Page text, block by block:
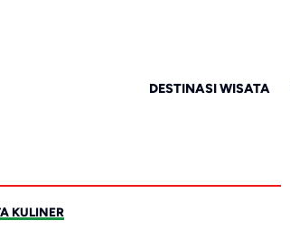
DESTINASI WISATA
KULINER